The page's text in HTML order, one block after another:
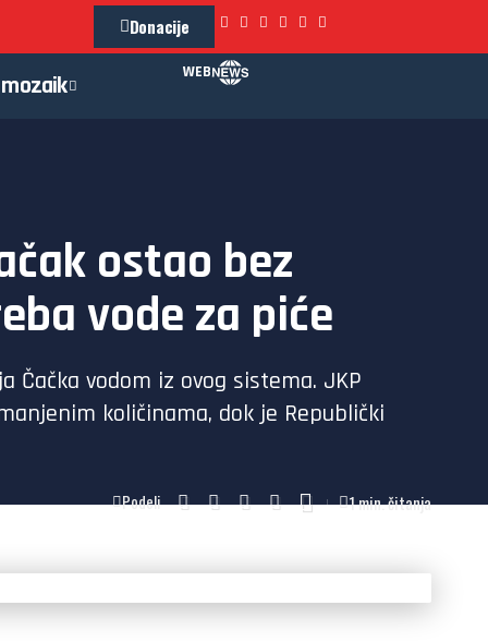
Donacije
mozaik WEB
ostao bez
vode za piće
Čačka vodom iz ovog sistema. JKP
količinama, dok je Republički
Podeli 1 min. čitanja